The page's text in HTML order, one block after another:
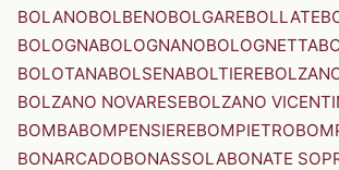
BOLANOBOLBENOBOLGAREBOLLATE
BOLOGNABOLOGNANOBOLOGNETTA
BOLOTANABOLSENABOLTIERE
BOLZANO NOVARESEBOLZANO
BOMBABOMPENSIEREBOMPIETRO
BONARCADOBONASSOLABONATE